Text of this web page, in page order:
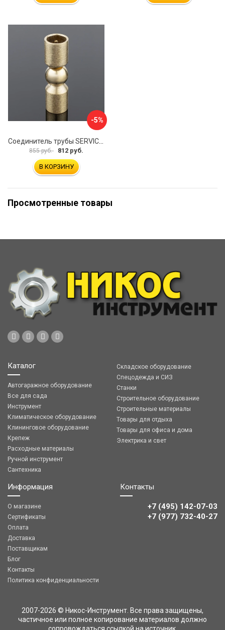
-5%
855 руб. 812 руб.
В КОРЗИНУ
Просмотренные товары
Каталог
Автогаражное оборудование
Все для сада
Инструмент
Климатическое оборудование
Клининговое оборудование
Крепеж
Расходные материалы
Ручной инструмент
Сантехника
Складское оборудование
Спецодежда и СИЗ
Станки
Строительное оборудование
Строительные материалы
Товары для отдыха
Товары для офиса и дома
Электрика и свет
Информация
О магазине
Сертификаты
Оплата
Доставка
Поставщикам
Блог
Контакты
Политика конфиденциальности
Контакты
+7 (495) 142-07-03
‎‎+7 (977) 732-40-27
2007-2026 © Никос-Инструмент. Все права защищены,
частичное или полное копирование материалов должно